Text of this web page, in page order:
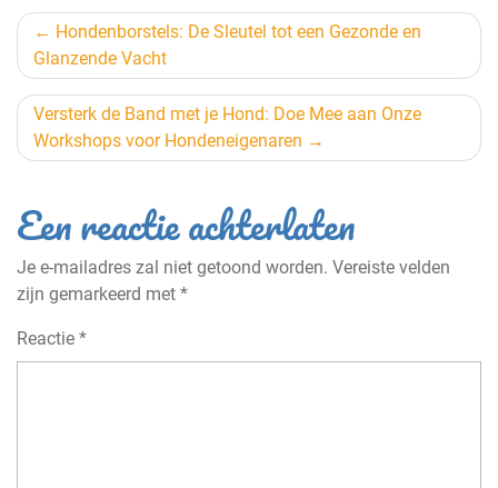
Berichtnavigatie
Hondenborstels: De Sleutel tot een Gezonde en
Glanzende Vacht
Versterk de Band met je Hond: Doe Mee aan Onze
Workshops voor Hondeneigenaren
Een reactie achterlaten
Je e-mailadres zal niet getoond worden. Vereiste velden
zijn gemarkeerd met *
Reactie *